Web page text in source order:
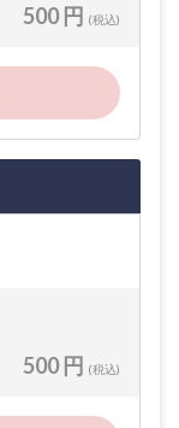
500 円 (税込)
500 円 (税込)